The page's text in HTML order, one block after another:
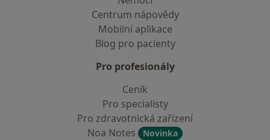
Centrum nápovědy
Mobilní aplikace
Blog pro pacienty
Pro profesionály
Ceník
Pro specialisty
Pro zdravotnická zařízení
Noa Notes
Novinka